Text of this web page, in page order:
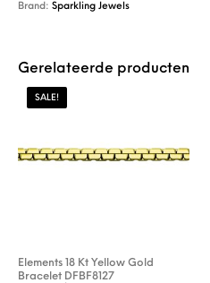
Brand:Sparkling Jewels
Gerelateerde producten
SALE!
Elements 18 Kt Yellow Gold
Bracelet DFBF8127